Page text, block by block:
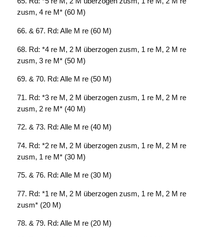
zusm, 4 re M* (60 M)
66. & 67. Rd: Alle M re (60 M)
68. Rd: *4 re M, 2 M überzogen zusm, 1 re M, 2 M re
zusm, 3 re M* (50 M)
69. & 70. Rd: Alle M re (50 M)
71. Rd: *3 re M, 2 M überzogen zusm, 1 re M, 2 M re
zusm, 2 re M* (40 M)
72. & 73. Rd: Alle M re (40 M)
74. Rd: *2 re M, 2 M überzogen zusm, 1 re M, 2 M re
zusm, 1 re M* (30 M)
75. & 76. Rd: Alle M re (30 M)
77. Rd: *1 re M, 2 M überzogen zusm, 1 re M, 2 M re
zusm* (20 M)
78. & 79. Rd: Alle M re (20 M)